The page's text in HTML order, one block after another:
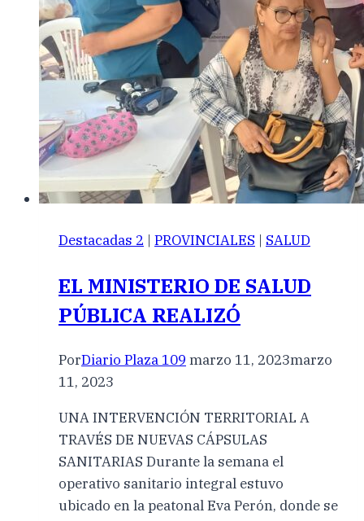
Destacadas 2 | PROVINCIALES | SALUD
EL MINISTERIO DE SALUD
PÚBLICA REALIZÓ
PorDiario Plaza 109 marzo 11, 2023marzo
11, 2023
UNA INTERVENCIÓN TERRITORIAL A
TRAVÉS DE NUEVAS CÁPSULAS
SANITARIAS Durante la semana el
operativo sanitario integral estuvo
ubicado en la peatonal Eva Perón, donde se